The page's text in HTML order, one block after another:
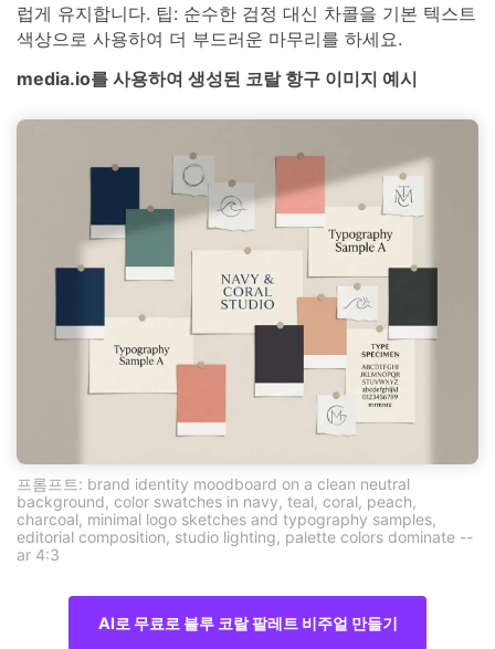
럽게 유지합니다. 팁: 순수한 검정 대신 차콜을 기본 텍스트
색상으로 사용하여 더 부드러운 마무리를 하세요.
media.io를 사용하여 생성된 코랄 항구 이미지 예시
프롬프트: brand identity moodboard on a clean neutral
background, color swatches in navy, teal, coral, peach,
charcoal, minimal logo sketches and typography samples,
editorial composition, studio lighting, palette colors dominate --
ar 4:3
AI로 무료로 블루 코랄 팔레트 비주얼 만들기